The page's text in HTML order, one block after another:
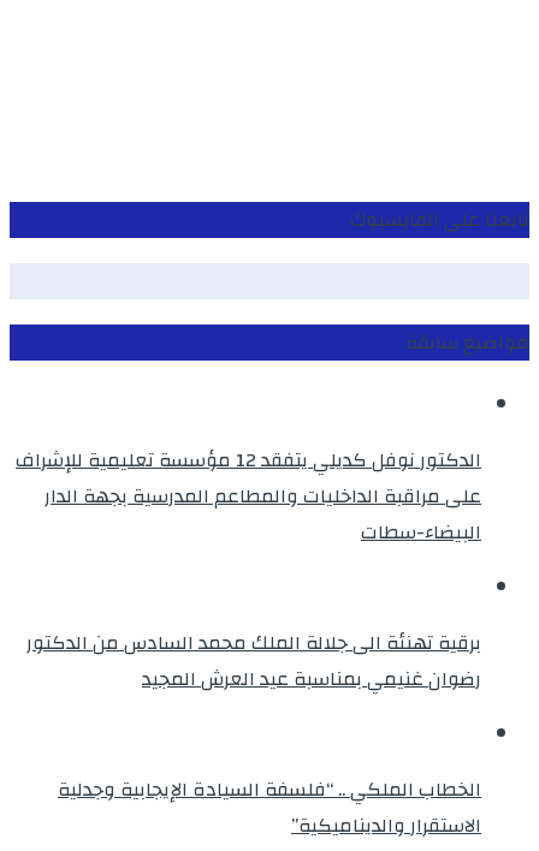
تابعنا على الفايسبوك
مواضيع سابقة
الدكتور نوفل كديلي يتفقد 12 مؤسسة تعليمية للإشراف
على مراقبة الداخليات والمطاعم المدرسية بجهة الدار
البيضاء-سطات
برقية تهنئة الى جلالة الملك محمد السادس من الدكتور
رضوان غنيمي بمناسبة عيد العرش المجيد
الخطاب الملكي .. “فلسفة السيادة الإيجابية وجدلية
الاستقرار والديناميكية”